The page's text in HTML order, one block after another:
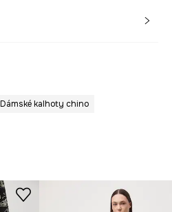
Dámské kalhoty chino